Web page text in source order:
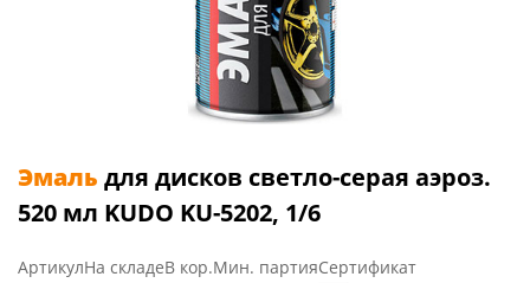
Эмаль для дисков светло-серая аэроз.
520 мл KUDO KU-5202, 1/6
АртикулНа складеВ кор.Мин. партияСертификат